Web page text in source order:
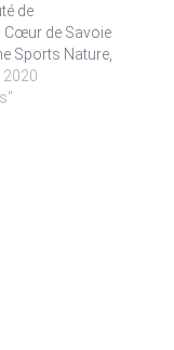
de
de Savoie
Sports Nature,
la
amélioration
2020